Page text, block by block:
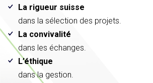
La rigueur suisse
dans la sélection des projets.
La convivalité
dans les échanges.
L’éthique
dans la gestion.